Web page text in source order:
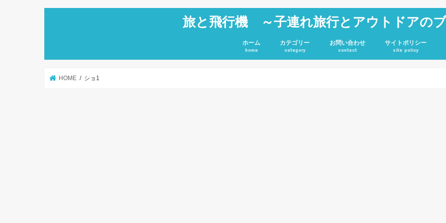
旅と飛行機 ～子連れ旅行とアウトドアの
ホーム
home
カテゴリー
category
お問い合わせ
contact
サイトポリシー
site policy
HOME ショ1